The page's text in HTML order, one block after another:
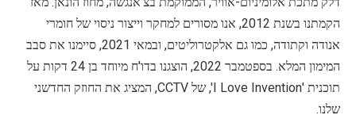
הקמתנו בשנת 2012, אנו מסורים למחקר וייצור ניסוי של חומרי
אנודה וקתודה, כמו גם אלקטרוליטים, ובמאי 2021, סיימנו את סבב
המימון המלא. בספטמבר 2022, הוצגנו בדו'ח מיוחד בן 24 דקות על
תוכנית 'I Love Invention', של CCTV, המציג את החוזק החדשני
שלנו.